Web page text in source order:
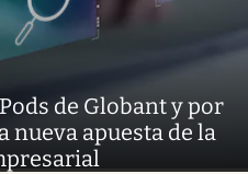
de Globant y por
nueva apuesta de la